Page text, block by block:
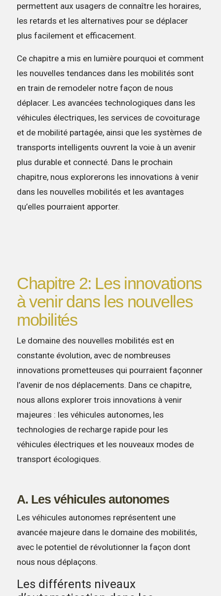
permettent aux usagers de connaître les horaires,
les retards et les alternatives pour se déplacer
plus facilement et efficacement.
Ce chapitre a mis en lumière pourquoi et comment
les nouvelles tendances dans les mobilités sont
en train de remodeler notre façon de nous
déplacer. Les avancées technologiques dans les
véhicules électriques, les services de covoiturage
et de mobilité partagée, ainsi que les systèmes de
transports intelligents ouvrent la voie à un avenir
plus durable et connecté. Dans le prochain
chapitre, nous explorerons les innovations à venir
dans les nouvelles mobilités et les avantages
qu’elles pourraient apporter.
Chapitre 2: Les innovations
à venir dans les nouvelles
mobilités
Le domaine des nouvelles mobilités est en
constante évolution, avec de nombreuses
innovations prometteuses qui pourraient façonner
l’avenir de nos déplacements. Dans ce chapitre,
nous allons explorer trois innovations à venir
majeures : les véhicules autonomes, les
technologies de recharge rapide pour les
véhicules électriques et les nouveaux modes de
transport écologiques.
A. Les véhicules autonomes
Les véhicules autonomes représentent une
avancée majeure dans le domaine des mobilités,
avec le potentiel de révolutionner la façon dont
nous nous déplaçons.
Les différents niveaux